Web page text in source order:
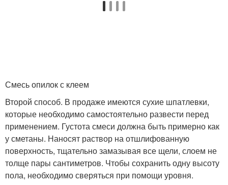
Смесь опилок с клеем
Второй способ. В продаже имеются сухие шпатлевки,
которые необходимо самостоятельно развести перед
применением. Густота смеси должна быть примерно как
у сметаны. Наносят раствор на отшлифованную
поверхность, тщательно замазывая все щели, слоем не
толще пары сантиметров. Чтобы сохранить одну высоту
пола, необходимо сверяться при помощи уровня.